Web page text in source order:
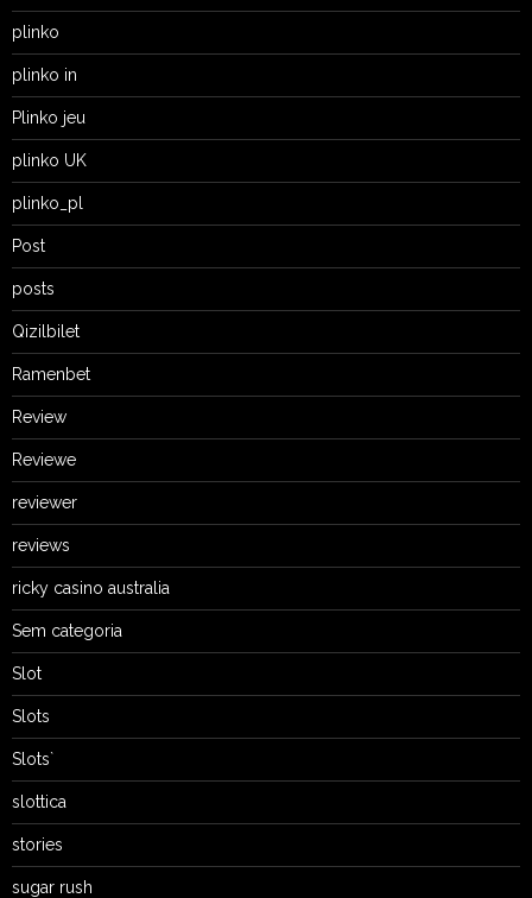
plinko
plinko in
Plinko jeu
plinko UK
plinko_pl
Post
posts
Qizilbilet
Ramenbet
Review
Reviewe
reviewer
reviews
ricky casino australia
Sem categoria
Slot
Slots
Slots`
slottica
stories
sugar rush